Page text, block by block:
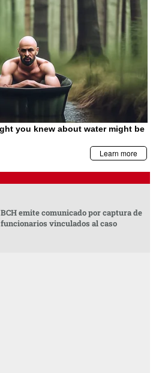
BCH emite comunicado por captura de
funcionarios vinculados al caso